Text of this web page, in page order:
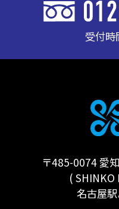
受付時
〒485-0074 愛
( SHINKO
名古屋